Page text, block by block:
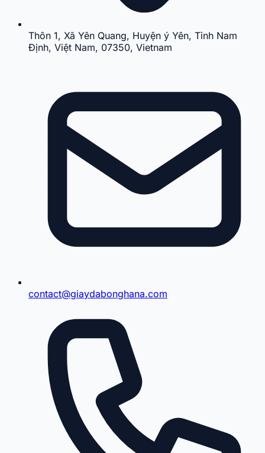
Thôn 1, Xã Yên Quang, Huyện ý Yên, Tỉnh Nam
Định, Việt Nam, 07350, Vietnam
contact@giaydabonghana.com